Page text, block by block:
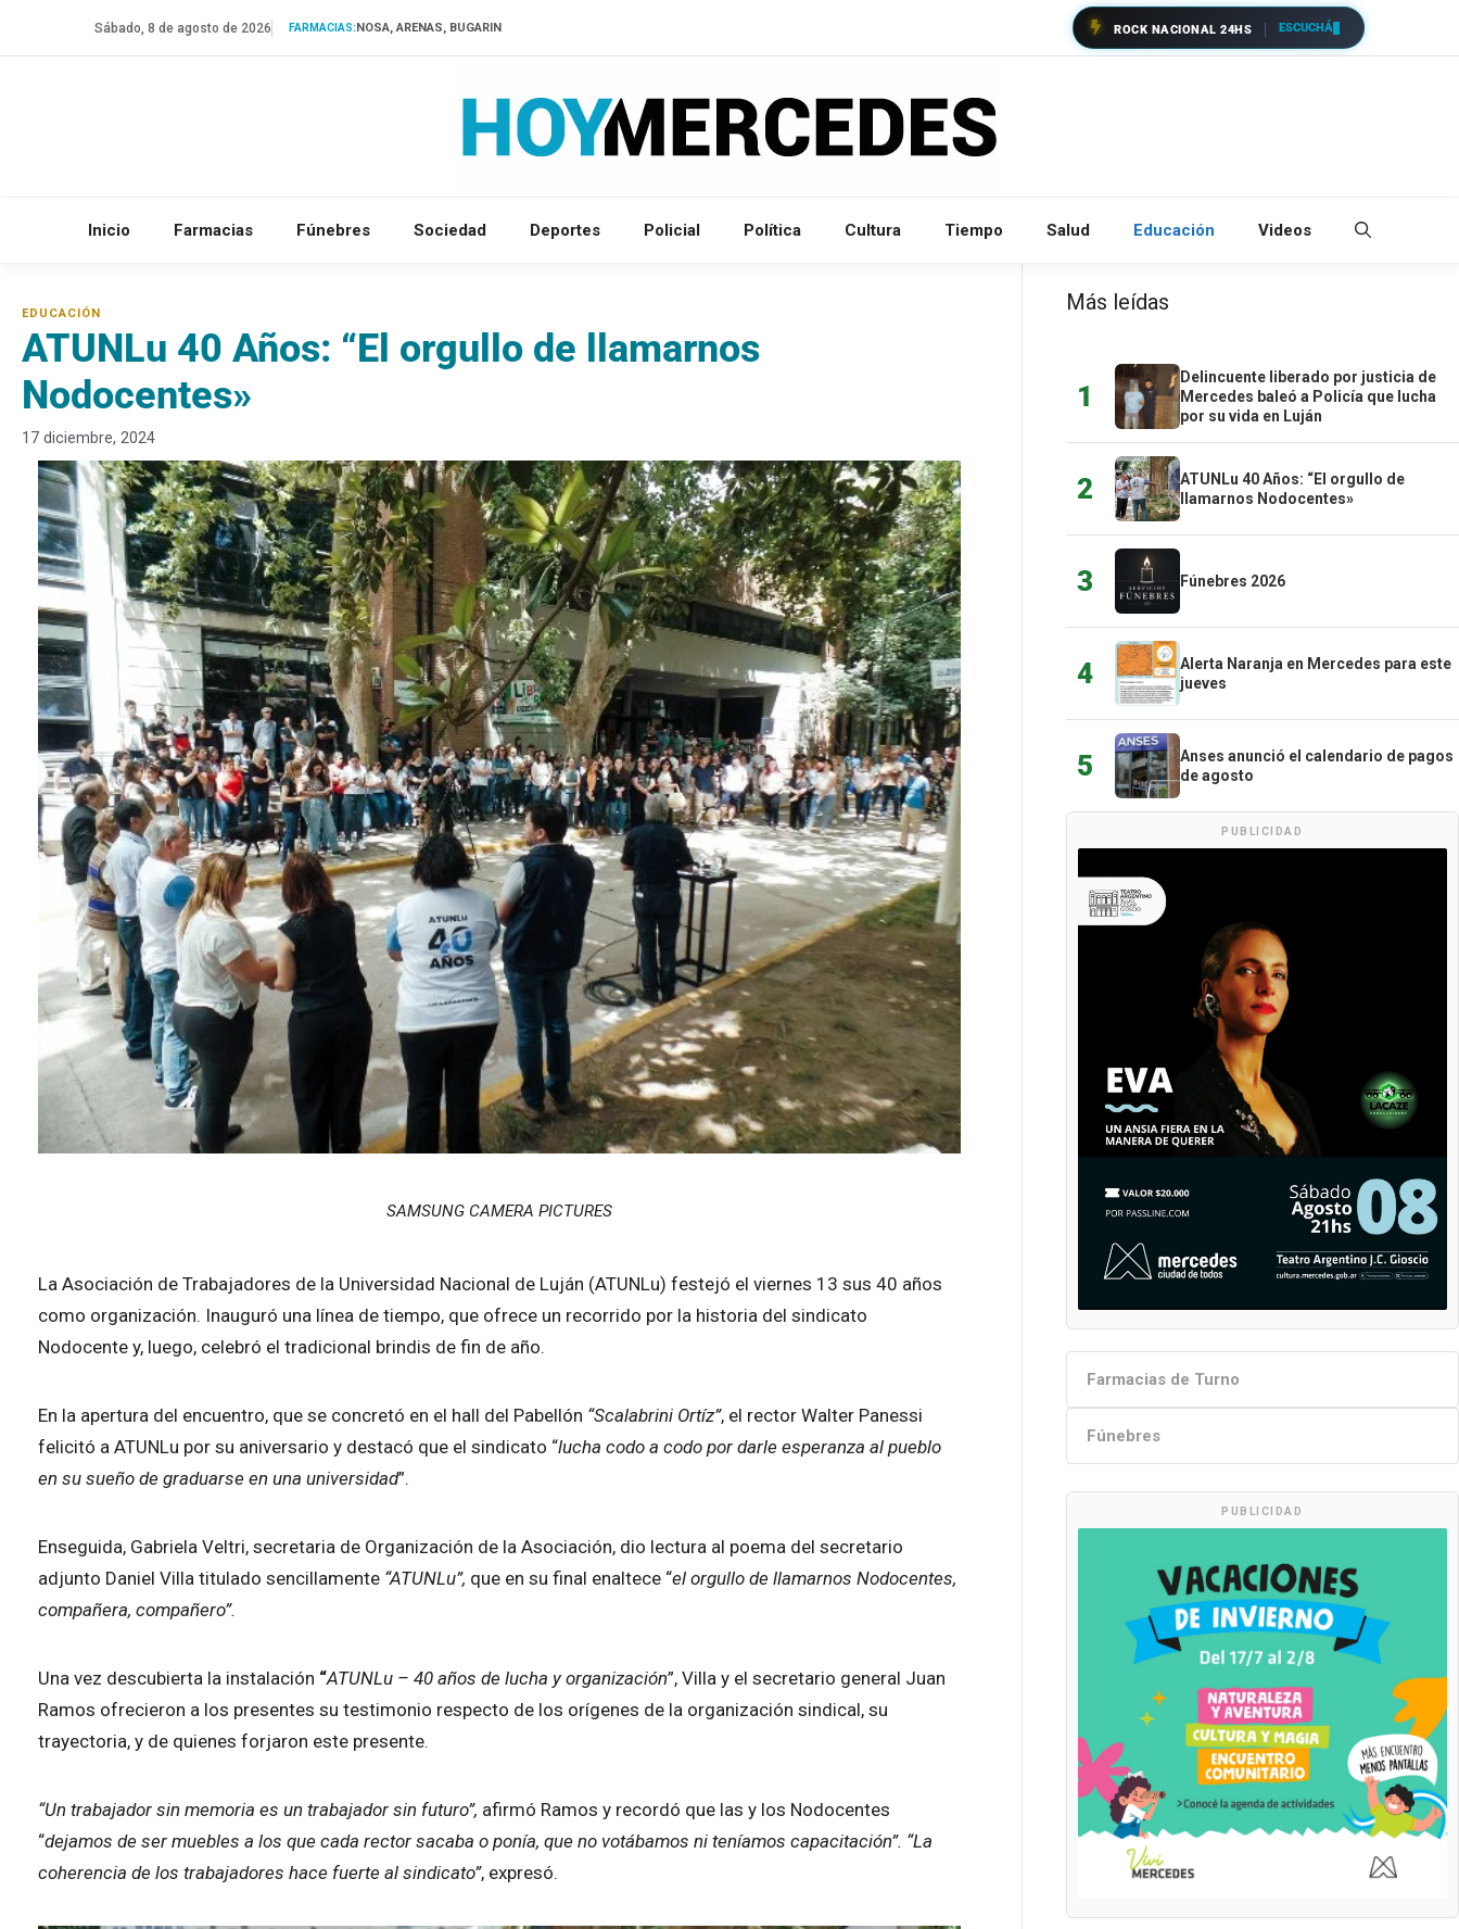
Sábado, 8 de agosto de 2026 FARMACIAS:NOSA, ARENAS, BUGARIN ROCK NACIONAL 24HS ESCUCHÁ
Inicio Farmacias Fúnebres Sociedad Deportes Policial Política Cultura Tiempo Salud Educación Videos
ATUNLu 40 Años: “El orgullo de llamarnos
Nodocentes»
17 diciembre, 2024
SAMSUNG CAMERA PICTURES
La Asociación de Trabajadores de la Universidad Nacional de Luján (ATUNLu) festejó el viernes 13 sus 40 años
como organización. Inauguró una línea de tiempo, que ofrece un recorrido por la historia del sindicato
Nodocente y, luego, celebró el tradicional brindis de fin de año.
En la apertura del encuentro, que se concretó en el hall del Pabellón “Scalabrini Ortíz”, el rector Walter Panessi
felicitó a ATUNLu por su aniversario y destacó que el sindicato “lucha codo a codo por darle esperanza al pueblo
en su sueño de graduarse en una universidad”.
Enseguida, Gabriela Veltri, secretaria de Organización de la Asociación, dio lectura al poema del secretario
adjunto Daniel Villa titulado sencillamente “ATUNLu”, que en su final enaltece “el orgullo de llamarnos Nodocentes,
compañera, compañero”.
Una vez descubierta la instalación “ATUNLu – 40 años de lucha y organización”, Villa y el secretario general Juan
Ramos ofrecieron a los presentes su testimonio respecto de los orígenes de la organización sindical, su
trayectoria, y de quienes forjaron este presente.
“Un trabajador sin memoria es un trabajador sin futuro”, afirmó Ramos y recordó que las y los Nodocentes
“dejamos de ser muebles a los que cada rector sacaba o ponía, que no votábamos ni teníamos capacitación”. “La
coherencia de los trabajadores hace fuerte al sindicato”, expresó.
Más leídas
1
Delincuente liberado por justicia de
Mercedes baleó a Policía que lucha
por su vida en Luján
2
ATUNLu 40 Años: “El orgullo de
llamarnos Nodocentes»
3 Fúnebres 2026
4
Alerta Naranja en Mercedes para este
jueves
5
Anses anunció el calendario de pagos
de agosto
PUBLICIDAD
Farmacias de Turno
Fúnebres
PUBLICIDAD